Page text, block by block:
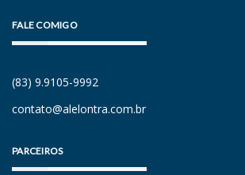
FALE COMIGO
(83) 9.9105-9992
contato@alelontra.com.br
PARCEIROS